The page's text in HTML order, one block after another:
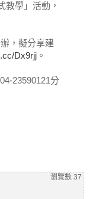
教學」活動，
，擬分享建
Dx9rjj。
23590121分
瀏覽數 37